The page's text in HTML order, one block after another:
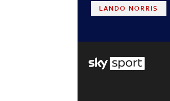
LANDO NORRIS